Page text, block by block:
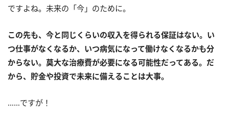
ですよね。未来の「今」のために。
この先も、今と同じくらいの収入を得られる保証はない。い
つ仕事がなくなるか、いつ病気になって働けなくなるかも分
からない。莫大な治療費が必要になる可能性だってある。だ
から、貯金や投資で未来に備えることは大事。
……ですが！